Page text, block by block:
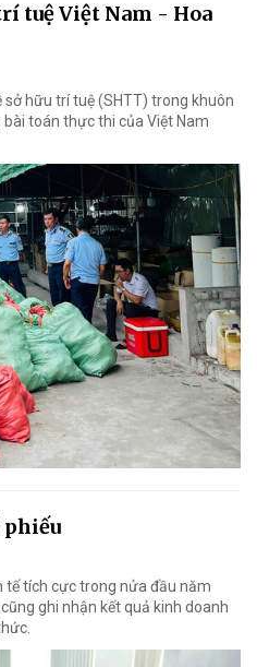
tuệ Việt Nam - Hoa
sở hữu trí tuệ (SHTT) trong khuôn
toán thực thi của Việt Nam
phiếu
tích cực trong nửa đầu năm
ghi nhận kết quả kinh doanh